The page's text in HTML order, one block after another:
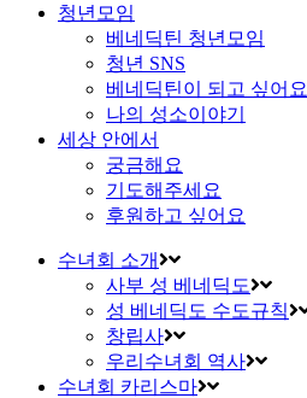
청년모임
베네딕틴 청년모임
청년 SNS
베네딕틴이 되고 싶어요
나의 성소이야기
세상 안에서
궁금해요
기도해주세요
후원하고 싶어요
수녀회 소개
사부 성 베네딕도
성 베네딕도 수도규칙
창립사
우리수녀회 역사
수녀회 카리스마